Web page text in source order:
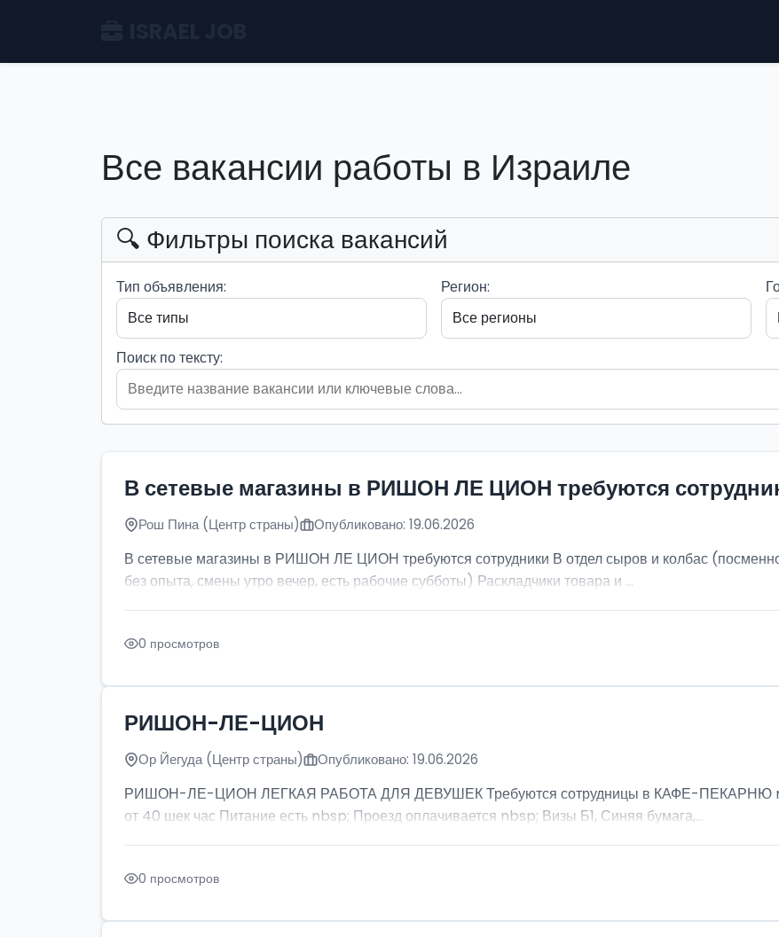
Все вакансии работы в Израиле
🔍 Фильтры поиска вакансий
Тип объявления: Регион:
Поиск по тексту:
В сетевые магазины в РИШОН ЛЕ ЦИОН требуются
Рош Пина (Центр страны) Опубликовано: 19.06.2026
В сетевые магазины в РИШОН ЛЕ ЦИОН требуются сотрудники В отдел сыров и колбас
без опыта, смены утро вечер, есть рабочие субботы) Раскладчики товара и ...
0 просмотров
РИШОН-ЛЕ-ЦИОН
Ор Йегуда (Центр страны) Опубликовано: 19.06.2026
РИШОН-ЛЕ-ЦИОН ЛЕГКАЯ РАБОТА ДЛЯ ДЕВУШЕК Требуются сотрудницы в КАФЕ-ПЕКАРНЮ
от 40 шек час Питание есть nbsp; Проезд оплачивается nbsp; Визы Б1, Синяя бумага,...
0 просмотров